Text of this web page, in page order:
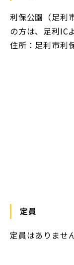
利保公園（足
の方は、足利IC
住所：足利市利
定員
定員はありませ